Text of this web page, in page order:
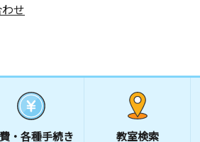
せ
・ 各種手続き 教室検索